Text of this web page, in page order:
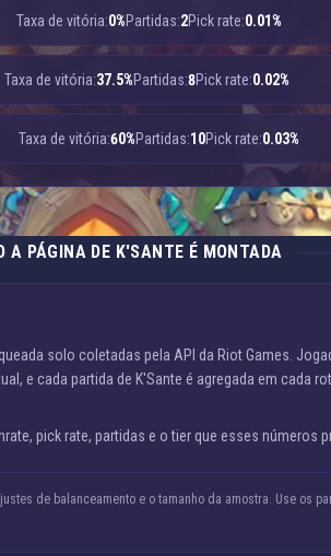
Taxa de vitória:0%Partidas:2Pick rate:0.01%
Taxa de vitória:37.5%Partidas:8Pick rate:0.02%
Taxa de vitória:60%Partidas:10Pick rate:0.03%
A PÁGINA DE K'SANTE É MONTADA
solo coletadas pela API da Riot Games.
e cada partida de K'Sante é agregada em cada
pick rate, partidas e o tier que esses números
de balanceamento e o tamanho da amostra. Use os